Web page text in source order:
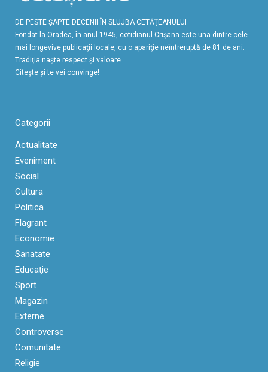
DE PESTE ŞAPTE DECENII ÎN SLUJBA CETĂŢEANULUI
Fondat la Oradea, în anul 1945, cotidianul Crişana este una dintre cele
mai longevive publicaţii locale, cu o apariţie neîntreruptă de 81 de ani.
Tradiţia naşte respect şi valoare.
Citeşte şi te vei convinge!
Categorii
Actualitate
Eveniment
Social
Cultura
Politica
Flagrant
Economie
Sanatate
Educaţie
Sport
Magazin
Externe
Controverse
Comunitate
Religie